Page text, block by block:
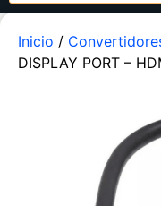
Inicio /
DISPLAY PORT –